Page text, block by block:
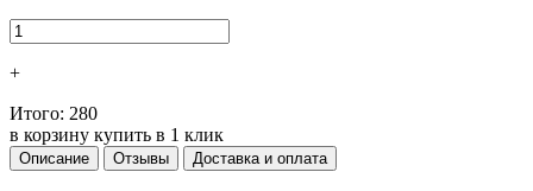
+
Итого: 280
в корзину купить в 1 клик
Описание Отзывы Доставка и оплата